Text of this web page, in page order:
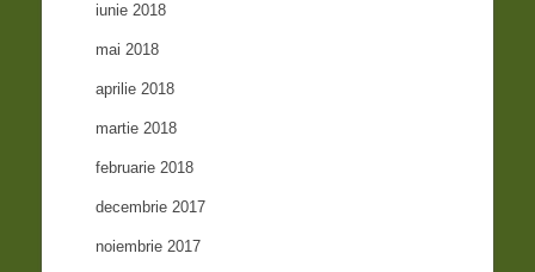
iunie 2018
mai 2018
aprilie 2018
martie 2018
februarie 2018
decembrie 2017
noiembrie 2017